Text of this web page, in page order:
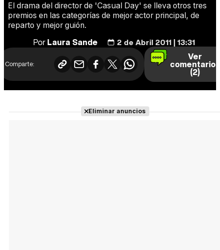
El drama del director de 'Casual Day' se lleva otros tres
premios en las categorías de mejor actor principal, de
reparto y mejor guión.
PorLaura Sande 2 de Abril 2011 | 13:31
Comparte:
Ver
comentarios
(2)
Eliminar anuncios